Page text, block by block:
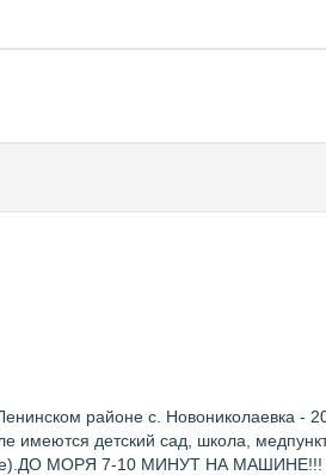
районе с. Новониколаевка -
детский cад, школа, медпункт,
МОРЯ 7-10 МИНУТ НА МАШИНЕ!!!